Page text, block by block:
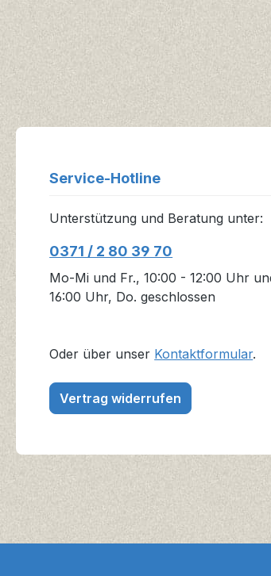
Service-Hotline
Unterstützung und Beratung unter:
0371 / 2 80 39 70
Mo-Mi und Fr., 10:00 - 12:00 Uhr
16:00 Uhr, Do. geschlossen
Oder über unser Kontaktformular.
Vertrag widerrufen